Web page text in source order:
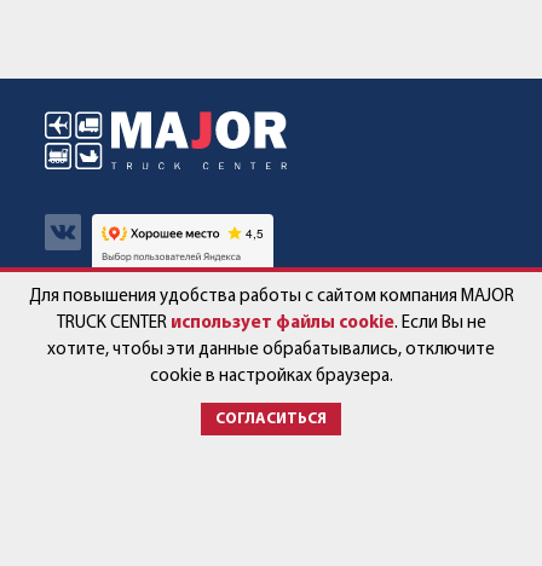
Авто в наличии
Спецпредложения
Контакты
Работа в компании
Новости
Для повышения удобства работы с сайтом компания MAJOR
TRUCK CENTER использует файлы cookie. Если Вы не
хотите, чтобы эти данные обрабатывались, отключите
cookie в настройках браузера.
СОГЛАСИТЬСЯ